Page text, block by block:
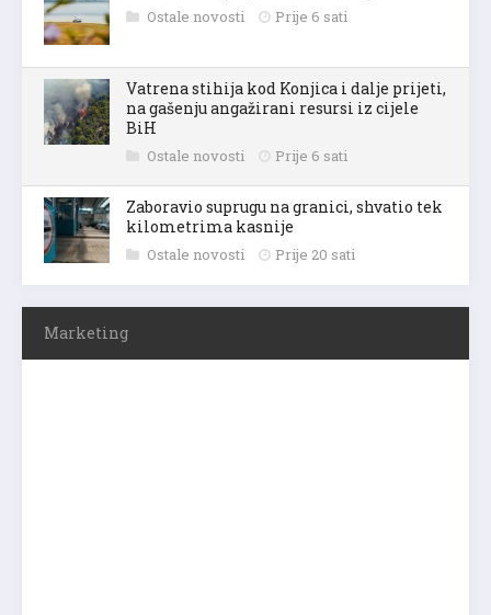
Ostale novosti Prije 6 sati
Vatrena stihija kod Konjica i dalje prijeti,
na gašenju angažirani resursi iz cijele
BiH
Ostale novosti Prije 6 sati
Zaboravio suprugu na granici, shvatio tek
kilometrima kasnije
Ostale novosti Prije 20 sati
Marketing